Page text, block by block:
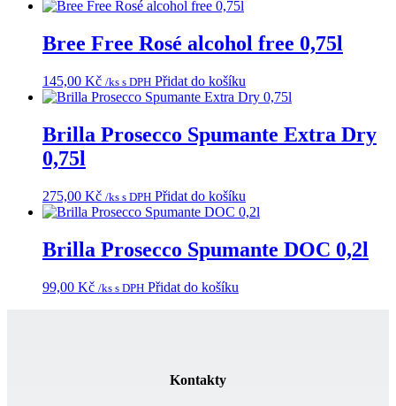
Bree Free Rosé alcohol free 0,75l
145,00 Kč /ks s DPH Přidat do košíku
Brilla Prosecco Spumante Extra Dry
0,75l
275,00 Kč /ks s DPH Přidat do košíku
Brilla Prosecco Spumante DOC 0,2l
99,00 Kč /ks s DPH Přidat do košíku
Kontakty